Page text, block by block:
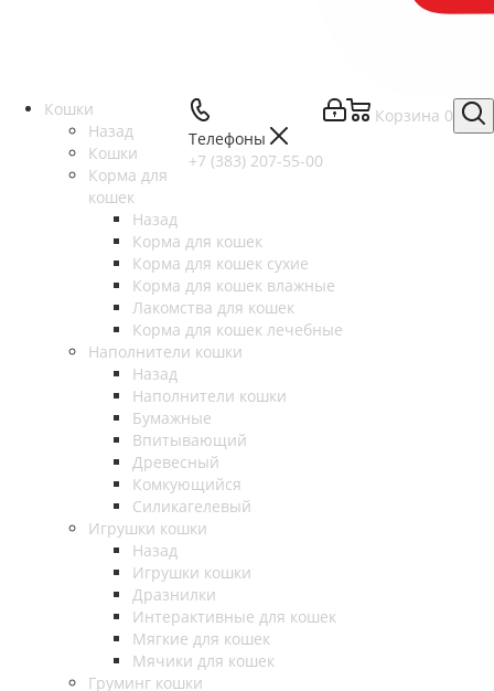
Корзина 0
Телефоны
+7 (383) 207-55-00
Кошки
Назад
Кошки
Корма для
кошек
Назад
Корма для кошек
Корма для кошек сухие
Корма для кошек влажные
Лакомства для кошек
Корма для кошек лечебные
Наполнители кошки
Назад
Наполнители кошки
Бумажные
Впитывающий
Древесный
Комкующийся
Силикагелевый
Игрушки кошки
Назад
Игрушки кошки
Дразнилки
Интерактивные для кошек
Мягкие для кошек
Мячики для кошек
Груминг кошки